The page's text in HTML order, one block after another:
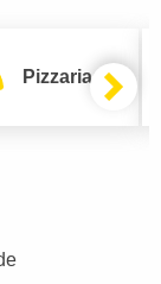
Pizzarias